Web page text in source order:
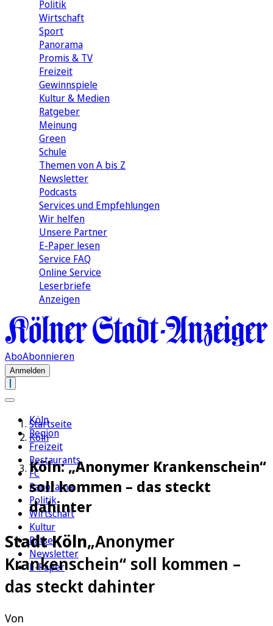
Politik
Wirtschaft
Sport
Panorama
Promis & TV
Freizeit
Gewinnspiele
Kultur & Medien
Ratgeber
Meinung
Green
Schule
Themen von A bis Z
Newsletter
Podcasts
Services und Empfehlungen
Wir helfen
Unsere Partner
E-Paper lesen
Service FAQ
Online Service
Leserbriefe
Anzeigen
AboAbonnieren
Anmelden
Köln
Region
Freizeit
Restaurants
FC
Panorama
Politik
Wirtschaft
Kultur
Rätsel
Newsletter
E-Paper
Startseite
Köln
Köln: „Anonymer Krankenschein“
soll kommen – das steckt
dahinter
Stadt Köln„Anonymer
Krankenschein“ soll kommen –
das steckt dahinter
Von